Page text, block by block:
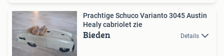
Prachtige Schuco Varianto 3045 Austin
Healy cabriolet zie
Bieden Details